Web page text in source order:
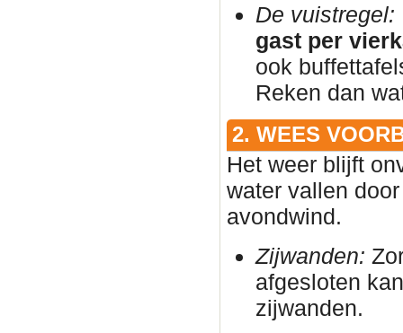
De vuistregel:
gast per
ook
Reken dan
2. WEES
Het weer blijft
water vallen
avondwind.
Zijwanden:
afgesloten
zijwanden.